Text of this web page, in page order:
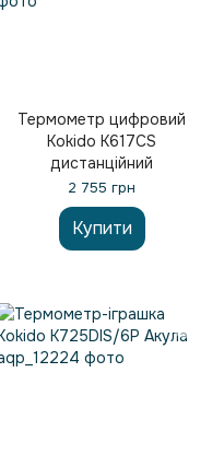
Термометр цифровий
Kokido K617CS
дистанційний
2 755 грн
Купити